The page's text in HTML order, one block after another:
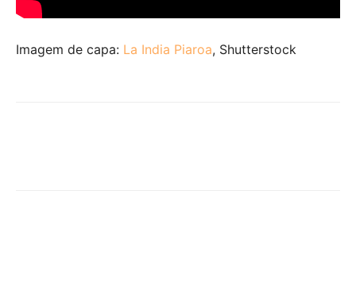
Imagem de capa: La India Piaroa, Shutterstock